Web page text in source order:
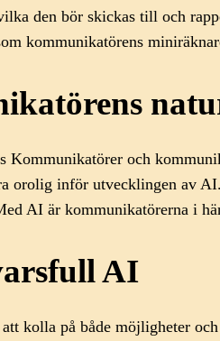
den bör skickas till och
kommunikatörens
Kommunikatörer och
orolig inför utvecklingen av
AI är kommunikatörerna i
AI
kolla på både möjligheter